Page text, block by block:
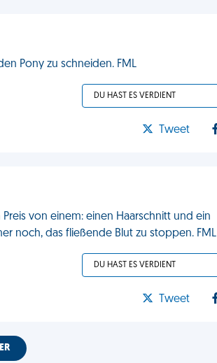
Pony zu schneiden. FML
DU HAST ES VERDIENT
Tweet
von einem: einen Haarschnitt und ein
noch, das fließende Blut zu stoppen. FML
DU HAST ES VERDIENT
Tweet